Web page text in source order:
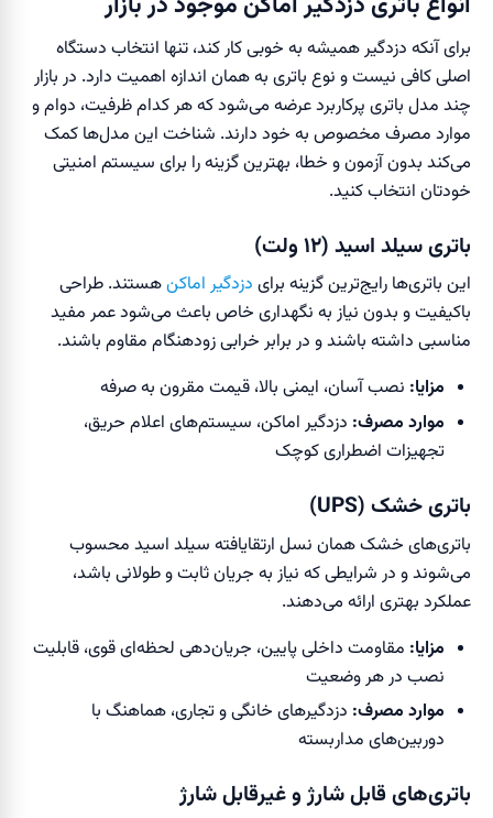
برای آنکه دزدگیر همیشه به خوبی کار کند، تنها انتخاب دستگاه
اصلی کافی نیست و نوع باتری به همان اندازه اهمیت دارد. در بازار
چند مدل باتری پرکاربرد عرضه می‌شود که هر کدام ظرفیت، دوام و
موارد مصرف مخصوص به خود دارند. شناخت این مدل‌ها کمک
می‌کند بدون آزمون و خطا، بهترین گزینه را برای سیستم امنیتی
خودتان انتخاب کنید.
باتری سیلد اسید (۱۲ ولت)
این باتری‌ها رایج‌ترین گزینه برای دزدگیر اماکنهستند. طراحی
باکیفیت و بدون نیاز به نگهداری خاص باعث می‌شود عمر مفید
مناسبی داشته باشند و در برابر خرابی زودهنگام مقاوم باشند.
مزایا: نصب آسان، ایمنی بالا، قیمت مقرون به صرفه
موارد مصرف: دزدگیر اماکن، سیستم‌های اعلام حریق،
تجهیزات اضطراری کوچک
باتری خشک (UPS)
باتری‌های خشک همان نسل ارتقایافته سیلد اسید محسوب
می‌شوند و در شرایطی که نیاز به جریان ثابت و طولانی باشد،
عملکرد بهتری ارائه می‌دهند.
مزایا: مقاومت داخلی پایین، جریان‌دهی لحظه‌ای قوی، قابلیت
نصب در هر وضعیت
موارد مصرف: دزدگیرهای خانگی و تجاری، هماهنگ با
دوربین‌های مداربسته
باتری‌های قابل شارژ و غیرقابل شارژ